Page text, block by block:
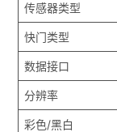
传感器类型
快门类型
数据接口
分辨率
彩色/黑白